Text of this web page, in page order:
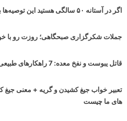
اگر در آستانه ۵۰ سالگی هستید این توصیه‌ها برای قلب شماست
جملات شکرگزاری صبحگاهی؛ روزت رو با
قاتل یبوست و نفخ معده: 7 راهکارهای طبیعی برای سلامت دستگاه گوارش
تعبیر خواب جیغ کشیدن و گریه + معنی
های ما چیست